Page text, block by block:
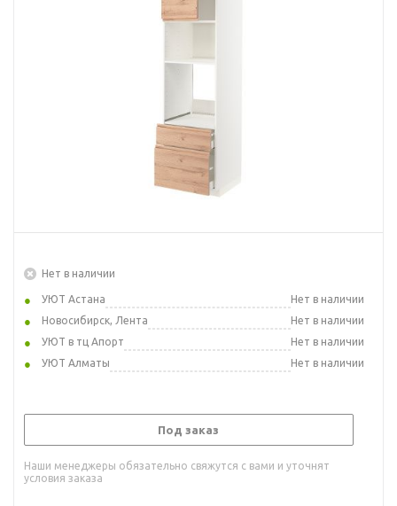
Нет в наличии
УЮТ Астана
Нет в наличии
Новосибирск, Лента
Нет в наличии
УЮТ в тц Апорт
Нет в наличии
УЮТ Алматы
Нет в наличии
Под заказ
Наши менеджеры обязательно свяжутся с вами и уточнят
условия заказа